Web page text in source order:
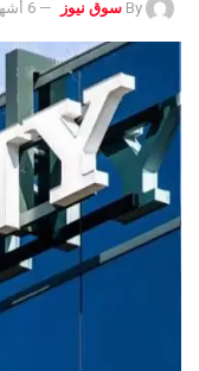
By سوق نيوز 6 أشهر Ago